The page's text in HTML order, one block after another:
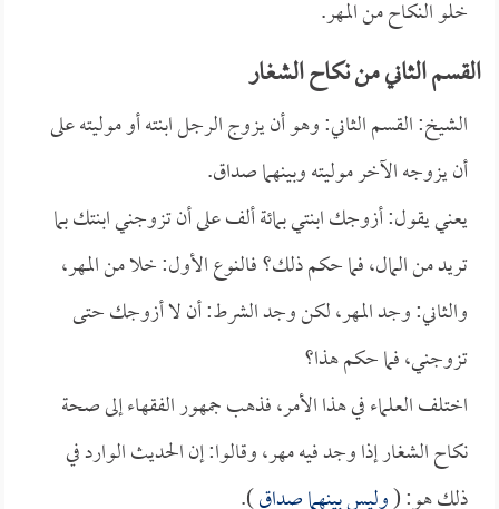
خلو النكاح من المهر.
القسم الثاني من نكاح الشغار
الشيخ: القسم الثاني: وهو أن يزوج الرجل ابنته أو موليته على
أن يزوجه الآخر موليته وبينهما صداق.
يعني يقول: أزوجك ابنتي بمائة ألف على أن تزوجني ابنتك بما
تريد من المال، فما حكم ذلك؟ فالنوع الأول: خلا من المهر،
والثاني: وجد المهر، لكن وجد الشرط: أن لا أزوجك حتى
تزوجني، فما حكم هذا؟
اختلف العلماء في هذا الأمر، فذهب جمهور الفقهاء إلى صحة
نكاح الشغار إذا وجد فيه مهر، وقالوا: إن الحديث الوارد في